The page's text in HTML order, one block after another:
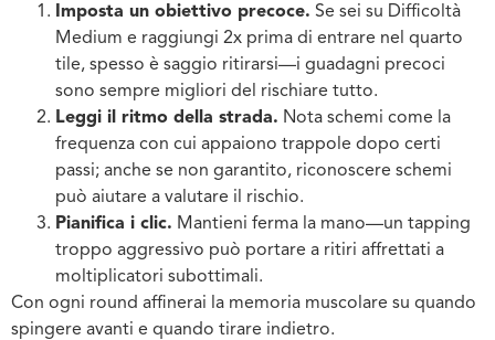
Imposta un obiettivo precoce. Se sei su Difficoltà
Medium e raggiungi 2x prima di entrare nel quarto
tile, spesso è saggio ritirarsi—i guadagni precoci
sono sempre migliori del rischiare tutto.
Leggi il ritmo della strada. Nota schemi come la
frequenza con cui appaiono trappole dopo certi
passi; anche se non garantito, riconoscere schemi
può aiutare a valutare il rischio.
Pianifica i clic. Mantieni ferma la mano—un tapping
troppo aggressivo può portare a ritiri affrettati a
moltiplicatori subottimali.
Con ogni round affinerai la memoria muscolare su quando
spingere avanti e quando tirare indietro.